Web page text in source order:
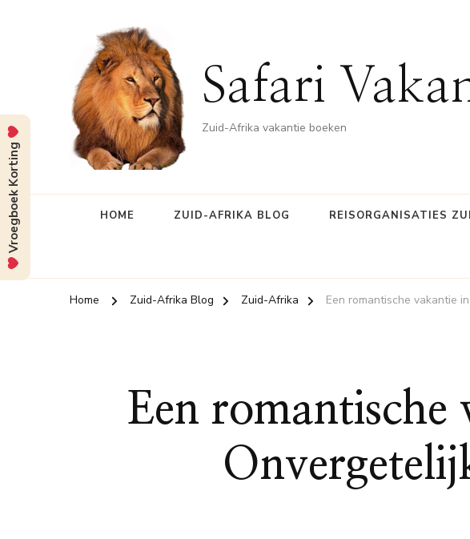
Safari
Zuid-Afrika vakantie boeken
HOME ZUID-AFRIKA BLOG REISORGANISATIES
Home Zuid-Afrika Blog Zuid-Afrika Een romantische vakantie
Een
Vroegboek Korting